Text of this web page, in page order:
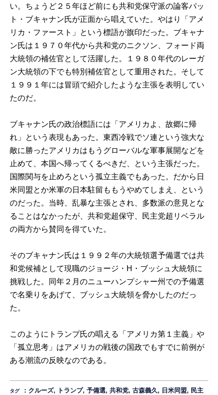
い。ちょうど２５年ほど前にも共和党保守派の論客パッ
ト・ブキャナン氏が正面から唱えていた。やはり「アメ
リカ・ファースト」という標語が旗印だった。ブキャナ
ン氏は１９７０年代から共和党のニクソン、フォード両
大統領の補佐官として活躍した。１９８０年代のレーガ
ン大統領の下でも特別補佐官として重用された。そして
１９９１年には冒頭で紹介したような主張を表明してい
たのだ。
ブキャナン氏の政治標語には「アメリカよ、故郷に帰
れ」という表現もあった。東西冷戦でソ連という強大な
敵に勝ったアメリカはもうグローバルな軍事展開などを
止めて、本国へ帰ってくるべきだ、という主張だった。
国際関与を止めろという孤立主義でもあった。だから日
米同盟とか米軍の日本駐留ももうやめてしまえ、という
のだった。当時、乱暴な主張とされ、多数派の意見とな
ることはなかったが、共和党超保守、民主党超リベラル
の両方から賛同を得ていた。
そのブキャナン氏は１９９２年の大統領選予備選では共
和党候補として現職のジョージ・H・ブッシュ大統領に
挑戦した。同年２月のニューハンプシャー州での予備選
で名乗りをあげて、ブッシュ大統領を脅かしたのだっ
た。
このようにトランプ氏の唱える「アメリカ第１主義」や
「孤立思考」はアメリカの戦後の国政でもすでに前例が
ある潮流の反映なのである。
タグ ： クルーズ, トランプ,予備選,共和党,古森義久 , 日米同盟, 民主